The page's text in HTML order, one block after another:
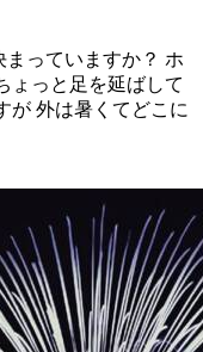
っていますか？ ホ
ょっと足を延ばして
が 外は暑くてどこに